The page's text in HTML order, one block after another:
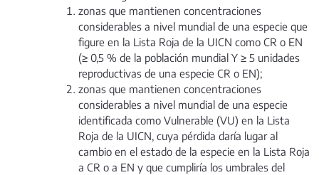
zonas que mantienen concentraciones
considerables a nivel mundial de una especie que
figure en la Lista Roja de la UICN como CR o EN
(≥ 0,5 % de la población mundial Y ≥ 5 unidades
reproductivas de una especie CR o EN);
zonas que mantienen concentraciones
considerables a nivel mundial de una especie
identificada como Vulnerable (VU) en la Lista
Roja de la UICN, cuya pérdida daría lugar al
cambio en el estado de la especie en la Lista Roja
a CR o a EN y que cumpliría los umbrales del